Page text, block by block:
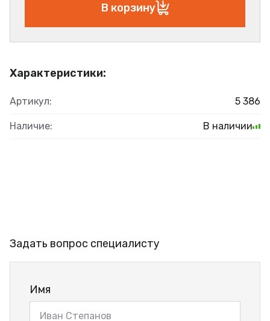
Характеристики:
Артикул: 5 386
Наличие: В наличии
В корзину
Задать вопрос специалисту
Имя